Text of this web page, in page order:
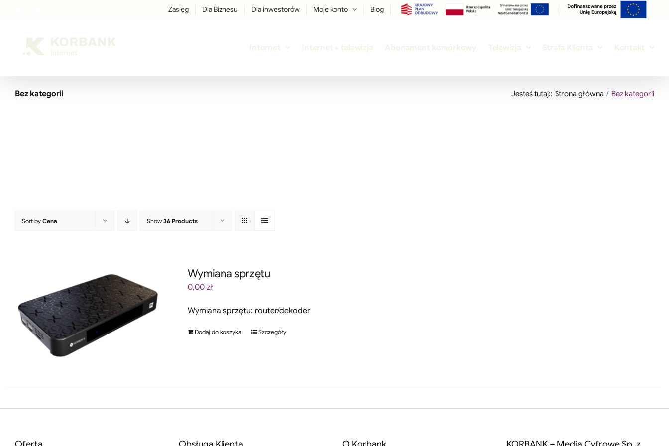
Zasięg Dla Biznesu Dla inwestorów Moje konto Blog
Internet Internet + telewizja Abonament komórkowy Telewizja Strefa Klienta Kontakt
Bez kategorii Jesteś tutaj:: Strona główna Bez kategorii
Sort by Cena Show 36 Products
Wymiana sprzętu
0,00 zł
Wymiana sprzętu: router/dekoder
Dodaj do koszyka Szczegóły